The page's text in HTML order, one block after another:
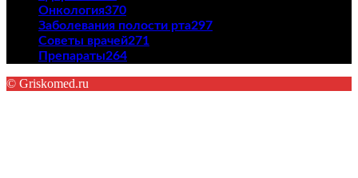
Онкология370
Заболевания полости рта297
Советы врачей271
Препараты264
© Griskomed.ru